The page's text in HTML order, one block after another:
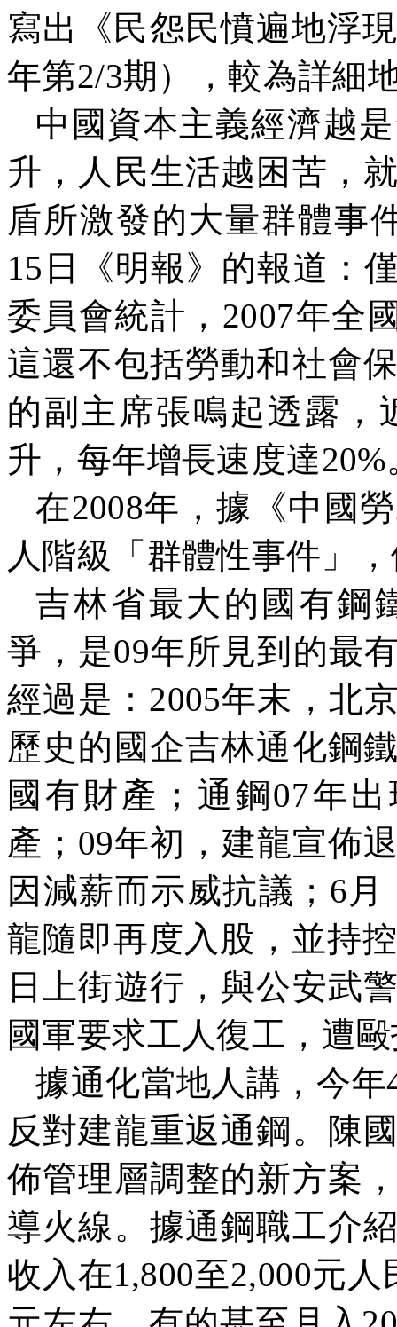
寫出《民怨民憤遍地浮
年第2/3期），較為詳細
中國資本主義經濟越
升，人民生活越困苦，
盾所激發的大量群體事
15 日《明報》的報道：
委員會統計， 2007年全
這還不包括勞動和社會
的副主席張鳴起透露，
升，每年增長速度達20%
在2008年，據《中國
人階級「群體性事件」
吉林省最大的國有鋼
爭，是09年所見到的最
經過是： 2005年末，北
歷史的國企吉林通化鋼
國有財產；通鋼07年出
產； 09年初，建龍宣佈
因減薪而示威抗議； 6
龍隨即再度入股，並持
日上街遊行，與公安武
國軍要求工人復工，遭
據通化當地人講，今年
反對建龍重返通鋼。陳
佈管理層調整的新方案
導火線。據通鋼職工介
收入在1,800至2,000元人